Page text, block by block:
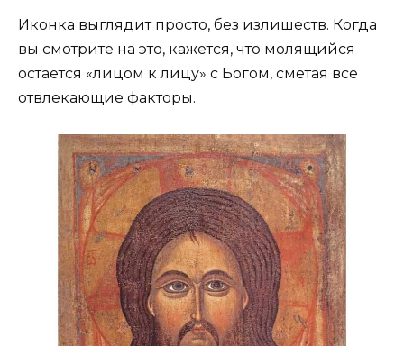
Иконка выглядит просто, без излишеств. Когда
вы смотрите на это, кажется, что молящийся
остается «лицом к лицу» с Богом, сметая все
отвлекающие факторы.